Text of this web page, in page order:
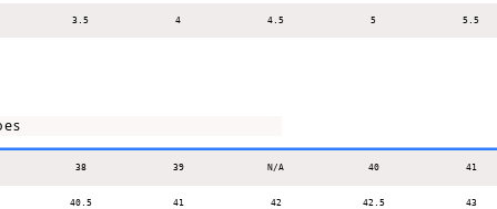
3.5 4 4.5 5 5.5
38 39 N/A 40 41
40.5 41 42 42.5 43